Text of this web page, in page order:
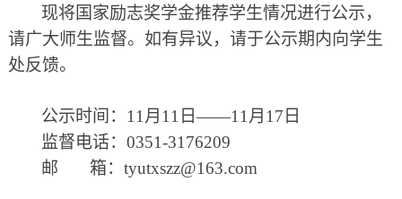
现将国家励志奖学金推荐学生情况进行公示，
请广大师生监督。如有异议，请于公示期内向学生
处反馈。
公示时间： 11月11日——11月17日
监督电话： 0351-3176209
邮 箱：tyutxszz@163.com